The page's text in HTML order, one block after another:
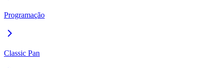
Programação
Classic Pan